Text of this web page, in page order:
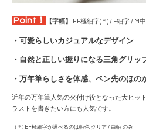
Point！ 【字幅】 EF極細字(＊) / F細字 / M
・可愛らしいカジュアルなデザイン
・自然と正しい握りになる三角グリッ
・万年筆らしさを体感、ペン先のほの
近年の万年筆人気の火付け役となった大ヒッ
ラストを書きたい方にも人気です。
（＊) EF極細字が選べるのは軸色 クリア / 白軸 のみ